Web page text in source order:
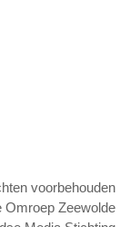
voorbehouden
Zeewolde